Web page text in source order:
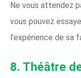
Ne vous attendez
vous pouvez
l'expérience de sa
8. Théâtre